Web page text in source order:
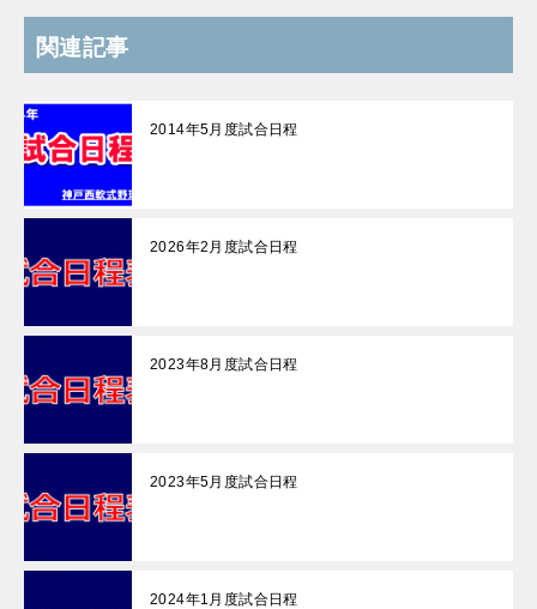
関連記事
2014年5月度試合日程
2026年2月度試合日程
2023年8月度試合日程
2023年5月度試合日程
2024年1月度試合日程